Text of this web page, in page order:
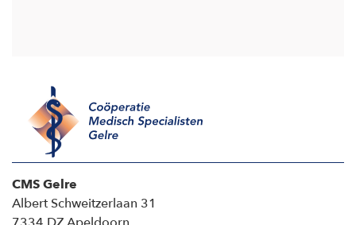
CMS Gelre
Albert Schweitzerlaan 31